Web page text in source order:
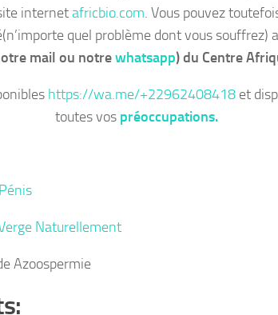
internetafricbio.com. Vous pouvez
quel problème dont vous souffrez)
mail ou notrewhatsapp)du Centre
https://wa.me/+22962408418 et
toutes vos préoccupations.
Naturellement
Azoospermie